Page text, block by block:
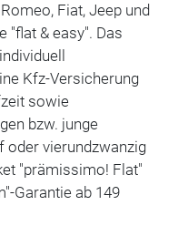
Fiat, Jeep und
"flat & easy". Das
Kfz-Versicherung
sowie
bzw. junge
oder vierundzwanzig
"prämissimo! Flat"
Garantie ab 149